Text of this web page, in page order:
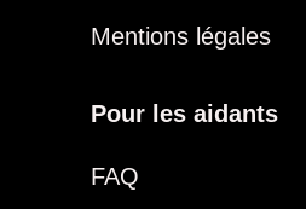
Mentions légales
Pour les aidants
FAQ